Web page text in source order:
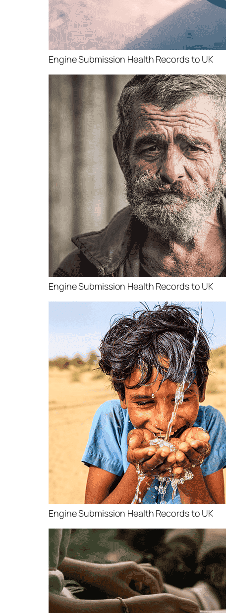
Engine Submission Health Records to UK
Engine Submission Health Records to UK
Engine Submission Health Records to UK